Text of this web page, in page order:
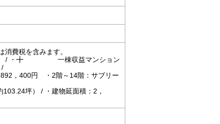
費税を含みます。
・╋ 一棟収益マンション
円 ・2階～14階：サブリー
） / ・建物延面積：2，